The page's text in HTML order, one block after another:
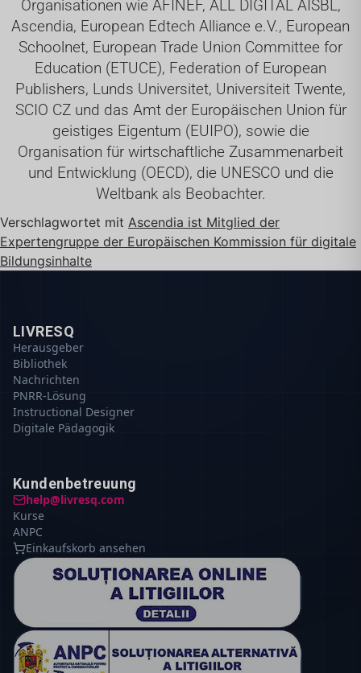
Organisationen wie AFINEF, ALL DIGITAL AISBL,
Ascendia, European Edtech Alliance e.V., European
Schoolnet, European Trade Union Committee for
Education (ETUCE), Federation of European
Publishers, Lunds Universitet, Universiteit Twente,
SCIO CZ und das Amt der Europäischen Union für
geistiges Eigentum (EUIPO), sowie die
Organisation für wirtschaftliche Zusammenarbeit
und Entwicklung (OECD), die UNESCO und die
Weltbank als Beobachter.
Verschlagwortet mit Ascendia ist Mitglied der
Expertengruppe der Europäischen Kommission für digitale
Bildungsinhalte
LIVRESQ
Herausgeber
Bibliothek
Nachrichten
PNRR-Lösung
Instructional Designer
Digitale Pädagogik
Kundenbetreuung
help@livresq.com
Kurse
ANPC
Einkaufskorb ansehen